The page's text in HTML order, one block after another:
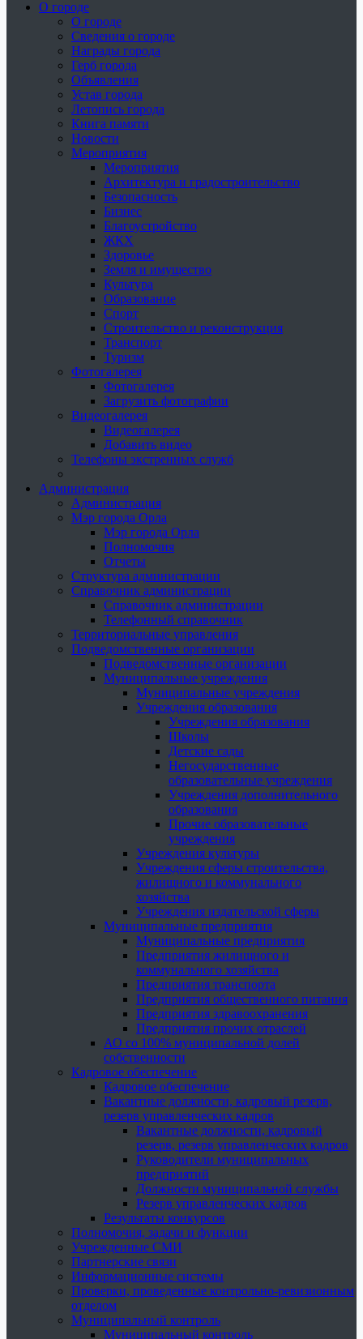
О городе
О городе
Сведения о городе
Награды города
Герб города
Объявления
Устав города
Летопись города
Книга памяти
Новости
Мероприятия
Мероприятия
Архитектура и градостроительство
Безопасность
Бизнес
Благоустройство
ЖКХ
Здоровье
Земля и имущество
Культура
Образование
Спорт
Строительство и реконструкция
Транспорт
Туризм
Фотогалерея
Фотогалерея
Загрузить фотографии
Видеогалерея
Видеогалерея
Добавить видео
Телефоны экстренных служб
Администрация
Администрация
Мэр города Орла
Мэр города Орла
Полномочия
Отчеты
Структура администрации
Справочник администрации
Справочник администрации
Телефонный справочник
Территориальные управления
Подведомственные организации
Подведомственные организации
Муниципальные учреждения
Муниципальные учреждения
Учреждения образования
Учреждения образования
Школы
Детские сады
Негосударственные
образовательные учреждения
Учреждения дополнительного
образования
Прочие образовательные
учреждения
Учреждения культуры
Учреждения сферы строительства,
жилищного и коммунального
хозяйства
Учреждения издательской сферы
Муниципальные предприятия
Муниципальные предприятия
Предприятия жилищного и
коммунального хозяйства
Предприятия транспорта
Предприятия общественного питания
Предприятия здравоохранения
Предприятия прочих отраслей
АО со 100% муниципальной долей
собственности
Кадровое обеспечение
Кадровое обеспечение
Вакантные должности, кадровый резерв,
резерв управленческих кадров
Вакантные должности, кадровый
резерв, резерв управленческих кадров
Руководители муниципальных
предприятий
Должности муниципальной службы
Резерв управленческих кадров
Результаты конкурсов
Полномочия, задачи и функции
Учрежденные СМИ
Партнерские связи
Информационные системы
Проверки, проведенные контрольно-ревизионным
отделом
Муниципальный контроль
Муниципальный контроль